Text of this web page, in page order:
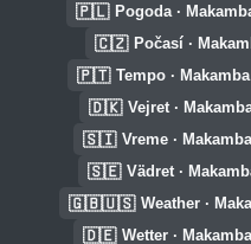
🇵🇱 Pogoda ·
🇨🇿 Počasí ·
🇵🇹 Tempo · Makamba
🇩🇰 Vejret ·
🇸🇮 Vreme · Makamba
🇸🇪 Vädret ·
🇬🇧🇺🇸 Weather ·
🇩🇪 Wetter · Makamba